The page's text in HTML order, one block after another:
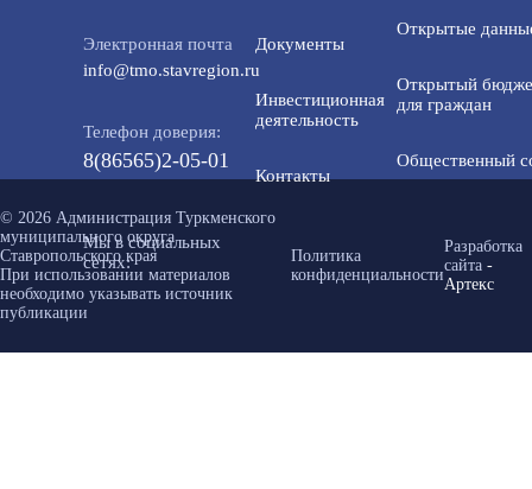
Электронная почта
info@tmo.stavregion.ru
Телефон доверия:
8(86565)2-05-01
Мы в социальных
сетях:
Документы
Инвестиционная
деятельность
Контакты
Открытые
Открытый
для граждан
Общественный
© 2026 Администрация Туркменского
муниципального округа
Ставропольского края
При использовании материалов
необходимо указывать источник
публикации
Политика
конфиденциальности
Разработка
сайта-
Артекс